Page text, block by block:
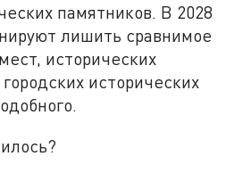
памятников. В 2028
лишить сравнимое
исторических
исторических